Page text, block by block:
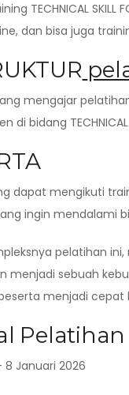
TECHNICAL
dan bisa juga
mengajar pelatihan
di bidang TECHNICAL
dapat mengikuti
ingin mendalami
pelatihan
menjadi sebuah
menjadi cepat
Pelatihan
8 Januari 2026